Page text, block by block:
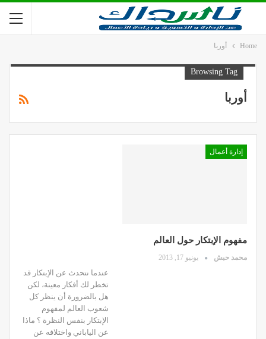
Home أوربا
Browsing Tag
أوربا
إدارة أعمال
مفهوم الإبتكار حول العالم
محمد حبش يونيو 17, 2013
عندما نتحدث عن الإبتكار قد
تخطر لك أفكار معينة، لكن
هل بالضرورة أن ينظر كل
شعوب العالم لمفهوم
الإبتكار بنفس النظرة ؟ ماذا
عن الياباني واختلافه عن